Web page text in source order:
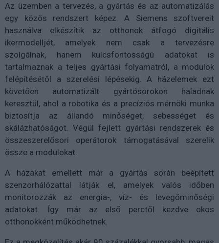
Az üzemben a tervezés, a gyártás és az automatizálás
egy közös rendszert képez. A Siemens szoftvereit
használva elkészítik az otthonok átfogó digitális
ikermodelljét, amelyek nem csak a tervezésre
szolgálnak, hanem kulcsfontosságú adatokat is
tartalmaznak a teljes gyártási folyamatról, a modulok
felépítésétől a szerelési lépésekig. A házelemek ezt
követően automatizált gyártósorokon haladnak
keresztül, ahol a robotika és a precíziós mérnöki munka
biztosítja az állandó minőséget, sebességet és
skálázhatóságot. Végül fejlett gyártási rendszerek és
összeszerelősori operátorok támogatásával szerelik
össze a modulokat.
A házakat emellett már a gyártás során beépített
szenzorhálózattal látják el, amelyek valós időben
monitorozzák az energia-, víz- és levegőminőségi
adatokat. Így már az első perctől kezdve okos
otthonokként működhetnek.